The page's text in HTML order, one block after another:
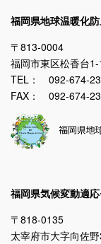
福岡県地球温暖化
〒813-0004
福岡市東区松香台
TEL： 092-674-
FAX： 092-674-
福岡県気候変動適
〒818-0135
太宰府市大字向佐